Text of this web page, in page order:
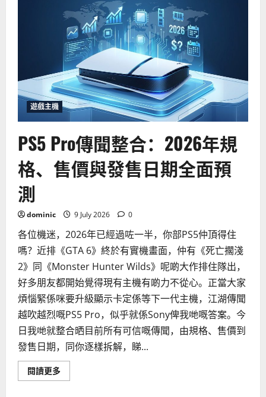
Xbox
Series
X
散
熱
效
能
大
比
拼：
2026
年
哪
部
主
更
適
香
港
潮
遊戲主機
PS5 Pro傳聞整合：2026年規
格、售價與發售日期全面預
測
dominic 9 July 2026 0
各位機迷，2026年已經過咗一半，你部PS5仲頂得住
嗎？近排《GTA 6》終於有實機畫面，仲有《死亡擱淺
2》同《Monster Hunter Wilds》呢啲大作排住隊出，
好多朋友都開始覺得現有主機有啲力不從心。正當大家
煩惱緊係咪要升級顯示卡定係等下一代主機，江湖傳聞
越吹越烈嘅PS5 Pro，似乎就係Sony俾我哋嘅答案。今
日我哋就整合晒目前所有可信嘅傳聞，由規格、售價到
發售日期，同你逐樣拆解，睇...
閱讀更多Read
more